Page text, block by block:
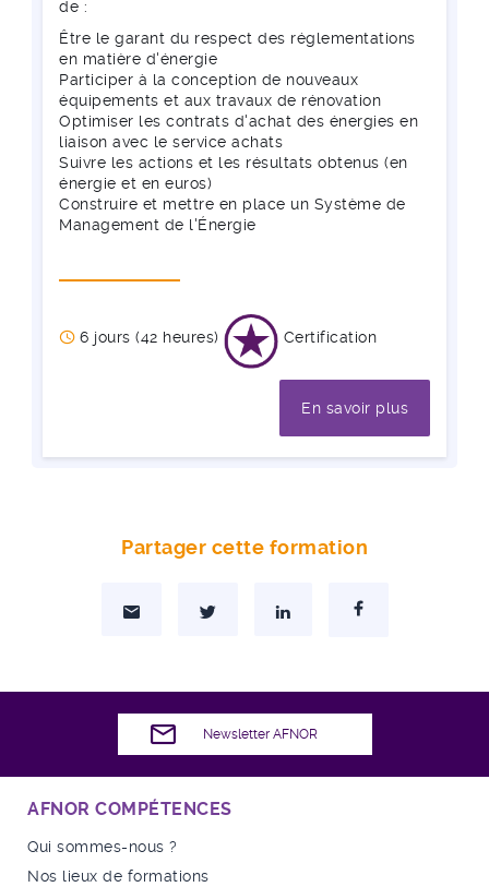
de :
Être le garant du respect des réglementations
en matière d'énergie
Participer à la conception de nouveaux
équipements et aux travaux de rénovation
Optimiser les contrats d'achat des énergies en
liaison avec le service achats
Suivre les actions et les résultats obtenus (en
énergie et en euros)
Construire et mettre en place un Système de
Management de l'Énergie
6 jours (42 heures) Certification
En savoir plus
Partager cette formation
Partager par MailPartager sur TwitterPartager sur Linkedin
Newsletter AFNOR
AFNOR COMPÉTENCES
Qui sommes-nous ?
Nos lieux de formations